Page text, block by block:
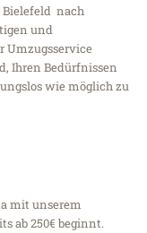
Bielefeld nach
und
Umzugsservice
Ihren Bedürfnissen
wie möglich zu
mit unserem
ab 250€ beginnt.